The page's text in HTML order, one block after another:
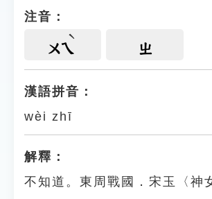
注音：
ㄨㄟ ㄓ
漢語拼音：
wèi zhī
解釋：
不知道。東周戰國．宋玉〈神